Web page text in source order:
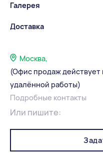
Галерея
Доставка
Москва,
(Офис продаж действует
удалённой работы)
Подробные контакты
Или пишите: